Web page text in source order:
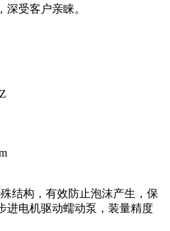
深受客户亲睐。
结构，有效防止泡沫产生，保
进电机驱动蠕动泵，装量精度